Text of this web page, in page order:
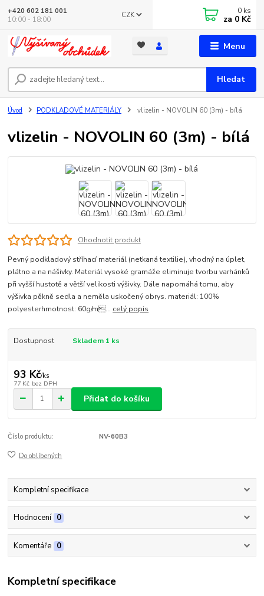
Menu
CZK
Hledat
+420 602 181 001
10:00 - 18:00
0 ks
za 0 Kč
Úvod PODKLADOVÉ MATERIÁLY vlizelin - NOVOLIN 60 (3m) - bílá
vlizelin - NOVOLIN 60 (3m) - bílá
Ohodnotit produkt
Pevný podkladový stříhací materiál (netkaná textilie), vhodný na úplet,
plátno a na nášivky. Materiál vysoké gramáže eliminuje tvorbu varhánků
při vyšší hustotě a větší velikosti výšivky. Dále napomáhá tomu, aby
výšivka pěkně sedla a neměla uskočený obrys. materiál: 100%
polyesterhmotnost: 60g/m... celý popis
Dostupnost Skladem 1 ks
93 Kč/ks
77 Kč bez DPH
Přidat do košíku
Číslo produktu: NV-60B3
Do oblíbených
Kompletní specifikace
Hodnocení 0
Komentáře 0
Kompletní specifikace